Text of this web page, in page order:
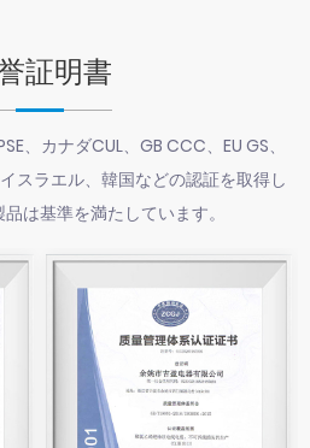
証明書
、カナダCUL、GB CCC、EU GS、
スラエル、韓国などの認証を取得し
は基準を満たしています。